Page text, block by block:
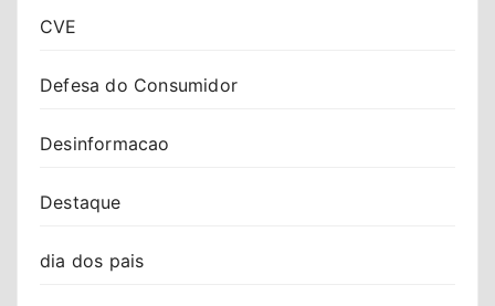
CVE
Defesa do Consumidor
Desinformacao
Destaque
dia dos pais